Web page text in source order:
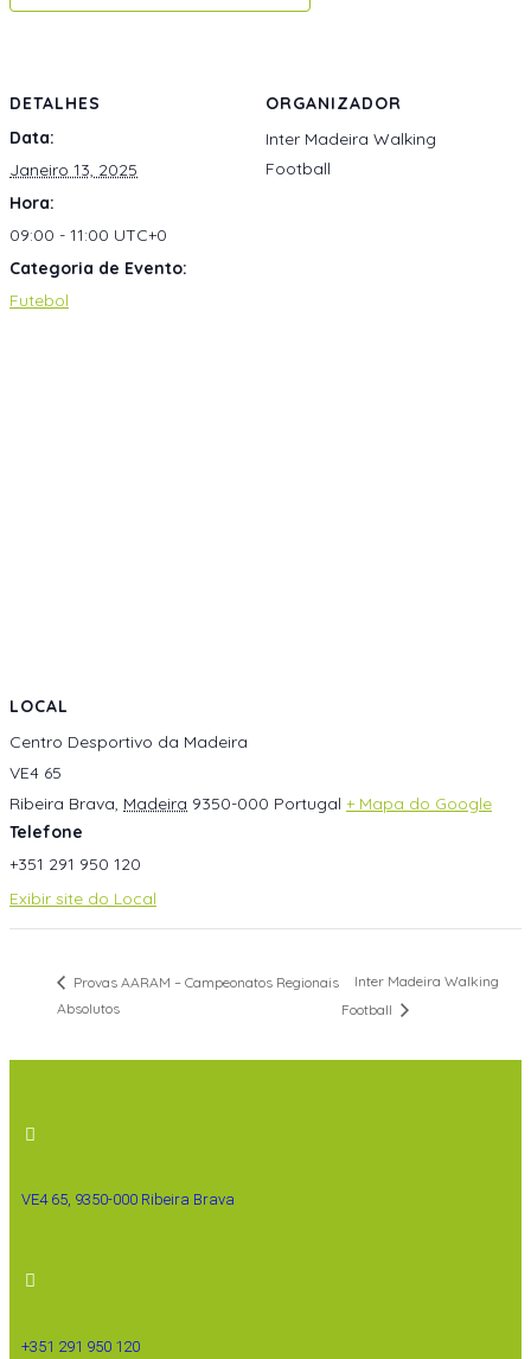
DETALHES
Data:
Janeiro 13, 2025
Hora:
09:00 - 11:00 UTC+0
Categoria de Evento:
Futebol
ORGANIZADOR
Inter Madeira Walking
Football
LOCAL
Centro Desportivo da Madeira
VE4 65
Ribeira Brava, Madeira 9350-000 Portugal + Mapa do Google
Telefone
+351 291 950 120
Exibir site do Local
Provas AARAM – Campeonatos Regionais
Absolutos
Inter Madeira Walking
Football
VE4 65, 9350-000 Ribeira Brava
+351 291 950 120